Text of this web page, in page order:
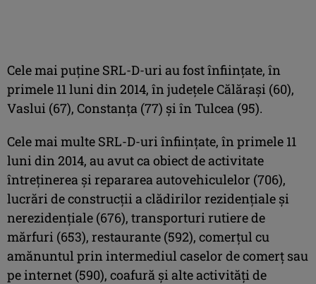
Cele mai puţine SRL-D-uri au fost înfiinţate, în
primele 11 luni din 2014, în judeţele Călăraşi (60),
Vaslui (67), Constanţa (77) şi în Tulcea (95).
Cele mai multe SRL-D-uri înfiinţate, în primele 11
luni din 2014, au avut ca obiect de activitate
întreţinerea şi repararea autovehiculelor (706),
lucrări de construcţii a clădirilor rezidenţiale şi
nerezidenţiale (676), transporturi rutiere de
mărfuri (653), restaurante (592), comerţul cu
amănuntul prin intermediul caselor de comerţ sau
pe internet (590), coafură şi alte activităţi de